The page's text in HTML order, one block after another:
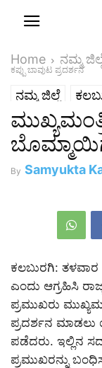
Home ನಮ್ಮ
ಕಪ್ಪು ಬಾವುಟ ಪ್ರದರ್ಶನ
ನಮ್ಮ ಜಿಲ್ಲೆ
By Samyukta
ಕಲಬುರಗಿ: ತಳವಾರ
ಎಂದು ಆಗ್ರಹಿಸಿ
ಪ್ರಮುಖರು‌
ಪ್ರದರ್ಶನ ಮಾಡಲು
ಪಡೆದರು. ಇಲ್ಲಿನ
ಪ್ರಮುಖರನ್ನು